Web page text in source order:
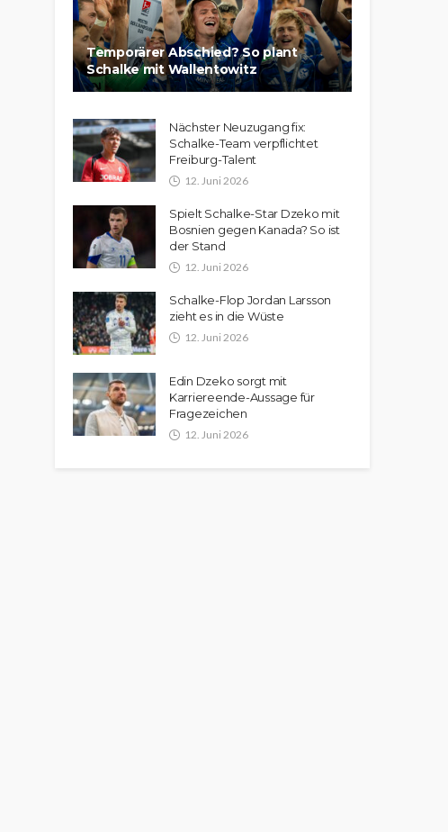
Temporärer Abschied? So plant
Schalke mit Wallentowitz
Nächster Neuzugang fix:
Schalke-Team verpflichtet
Freiburg-Talent
12. Juni 2026
Spielt Schalke-Star Dzeko mit
Bosnien gegen Kanada? So ist
der Stand
12. Juni 2026
Schalke-Flop Jordan Larsson
zieht es in die Wüste
12. Juni 2026
Edin Dzeko sorgt mit
Karriereende-Aussage für
Fragezeichen
12. Juni 2026